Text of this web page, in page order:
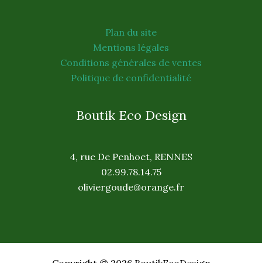
Plan du site
Mentions légales
Conditions générales de ventes
Politique de confidentialité
Boutik Eco Design
4, rue De Penhoet, RENNES
02.99.78.14.75
oliviergoude@orange.fr